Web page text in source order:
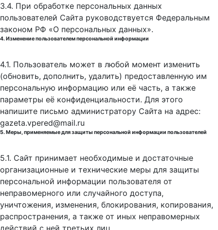
3.4. При обработке персональных данных
пользователей Сайта руководствуется Федеральным
законом РФ «О персональных данных».
4. Изменение пользователем персональной информации
4.1. Пользователь может в любой момент изменить
(обновить, дополнить, удалить) предоставленную им
персональную информацию или её часть, а также
параметры её конфиденциальности. Для этого
напишите письмо администратору Сайта на адрес:
gazeta.vpered@mail.ru
5. Меры, применяемые для защиты персональной информации пользователей
5.1. Сайт принимает необходимые и достаточные
организационные и технические меры для защиты
персональной информации пользователя от
неправомерного или случайного доступа,
уничтожения, изменения, блокирования, копирования,
распространения, а также от иных неправомерных